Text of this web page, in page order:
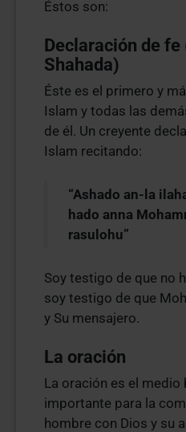
Éstos son:
Declaración de fe
Shahada)
Éste es el primero y
Islam y todas las
de él. Un creyente
Islam recitando:
“Ashado an-la
hado anna
rasulohu”
Soy testigo de que no
soy testigo de que
y Su mensajero.
La oración
La oración es el medio
importante para la
hombre con Dios y su